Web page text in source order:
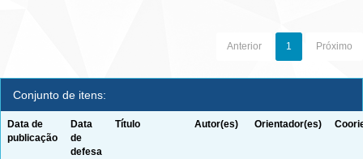
Anterior 1 Próximo
Conjunto de itens:
Data de
publicação
Data
de
defesa
Título Autor(es) Orientador(es)